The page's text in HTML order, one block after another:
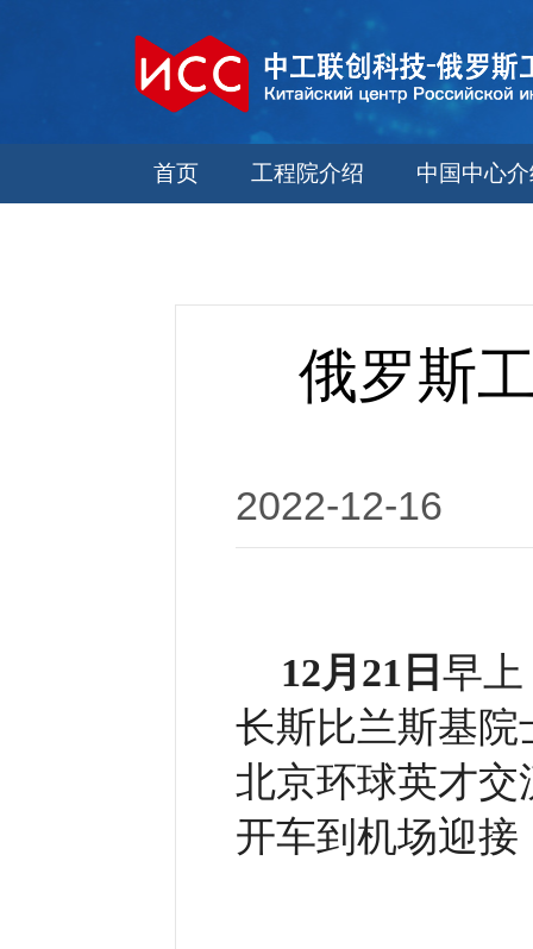
首页 工程院介绍 中国中心
俄罗斯
2022-12-16
12月21日 早
长斯比兰斯基
北京环球英才
开车到机场迎